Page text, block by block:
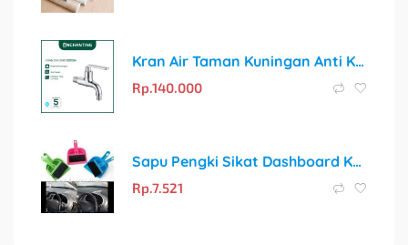
Kran Air Taman Kuningan Anti Karat Europe Enchanting E1512
Rp.140.000
Sapu Pengki Sikat Dashboard Kolong Mini Dust Mobil O606
Rp.7.521